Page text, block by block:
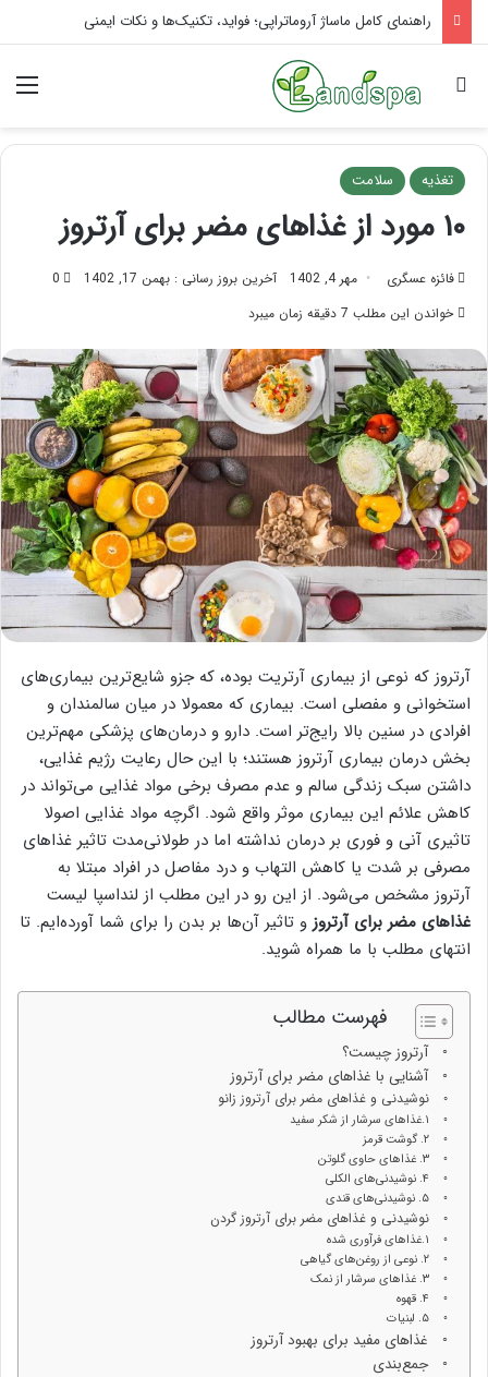
تاثیر ماساژ بر افسردگی؛ با ماساژ درمانی افسردگی را درمان کنید!
جستجو برای
تغذیه سلامت
۱۰ مورد از غذاهای مضر برای آرتروز
فائزه عسگری مهر 4, 1402 آخرین بروز رسانی : بهمن 17, 1402
0
خواندن این مطلب 7 دقیقه زمان میبرد
آرتروز که نوعی از بیماری آرتریت بوده، که جزو شایع‌ترین بیماری‌های
استخوانی و مفصلی است. بیماری که معمولا در میان سالمندان و
افرادی در سنین بالا رایج‌تر است. دارو و درمان‌های پزشکی مهم‌ترین
بخش درمان بیماری آرتروز هستند؛ با این حال رعایت رژیم غذایی،
داشتن سبک زندگی سالم و عدم مصرف برخی مواد غذایی می‌تواند در
کاهش علائم این بیماری موثر واقع شود. اگرچه مواد غذایی اصولا
تاثیری آنی و فوری بر درمان نداشته اما در طولانی‌مدت تاثیر غذاهای
مصرفی بر شدت یا کاهش التهاب و درد مفاصل در افراد مبتلا به
آرتروز مشخص می‌شود. از این رو در این مطلب از لنداسپا لیست
غذاهای مضر برای آرتروز و تاثیر آن‌ها بر بدن را برای شما آورده‌ایم. تا
انتهای مطلب با ما همراه شوید.
فهرست مطالب
آرتروز چیست؟
آشنایی با غذاهای مضر برای آرتروز
نوشیدنی و غذاهای مضر برای آرتروز زانو
۱.غذاهای سرشار از شکر سفید
۲. گوشت‌ قرمز
۳. غذاهای حاوی گلوتن
۴. نوشیدنی‌های الکلی
۵. نوشیدنی‌های قندی
نوشیدنی و غذاهای مضر برای آرتروز گردن
۱.غذاهای فرآوری شده
۲. نوعی از روغن‌های گیاهی
۳. غذاهای سرشار از نمک
۴. قهوه
۵. لبنیات
غذاهای مفید برای بهبود آرتروز
جمع‌بندی